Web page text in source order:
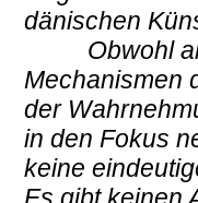
dänischen
Obwohl
Mechanismen
der
in den Fokus
keine